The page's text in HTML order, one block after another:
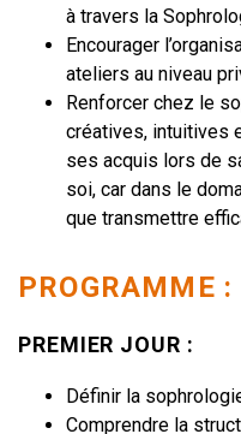
à travers la
Encourager
ateliers au niveau
Renforcer chez le
créatives, intuitives
ses acquis lors de
soi, car dans le
que transmettre
PROGRAMME :
PREMIER JOUR :
Définir la
Comprendre la